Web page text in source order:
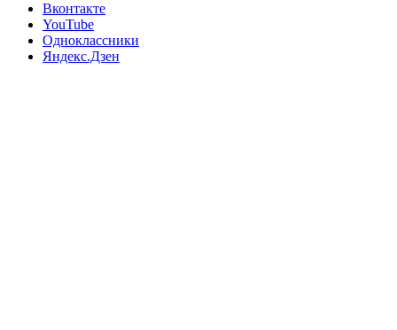
Вконтакте
YouTube
Одноклассники
Яндекс.Дзен